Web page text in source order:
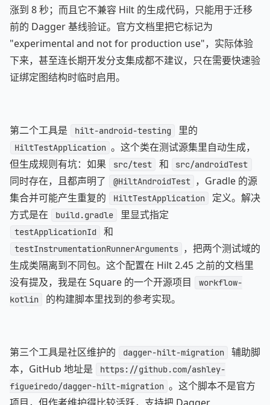
涨到 8 秒；而且它不兼容 Hilt 的生成代码，只能用于迁移
前的 Dagger 基线验证。官方文档里把它标记为
"experimental and not for production use"，实际体验
下来，甚至连长期开发分支集成都不建议，只在需要快速验
证绑定图结构时临时启用。
第二个工具是 hilt-android-testing 里的
HiltTestApplication 。这个类在测试源集里自动生成，
但生成规则有坑：如果
src/test 和 src/androidTest
同时存在，且都声明了 @HiltAndroidTest ，Gradle 的源
集合并可能产生重复的
HiltTestApplication
定义。解决
方式是在
build.gradle 里显式指定
testApplicationId 和
testInstrumentationRunnerArguments ，把两个测试域的
生成类隔离到不同包。这个配置在 Hilt 2.45 之前的文档里
没有提及，我是在 Square 的一个开源项目
workflow-
kotlin
的构建脚本里找到的参考实现。
第三个工具是社区维护的 dagger-hilt-migration
辅助脚
本，GitHub 地址是
https://github.com/ashley-
figueiredo/dagger-hilt-migration 。这个脚本不是官方